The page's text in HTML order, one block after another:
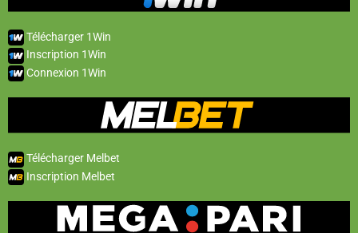
Télécharger 1Win
Inscription 1Win
Connexion 1Win
Télécharger Melbet
Inscription Melbet